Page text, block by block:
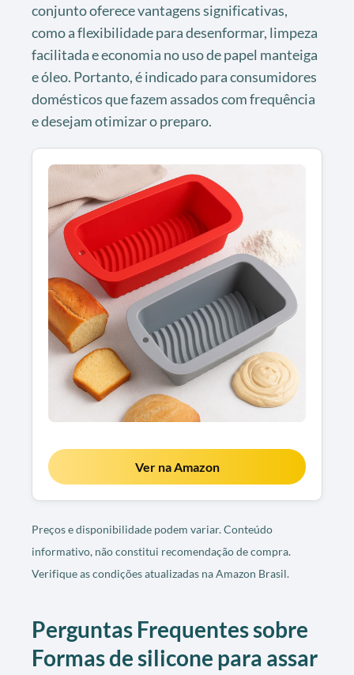
conjunto oferece vantagens significativas,
como a flexibilidade para desenformar, limpeza
facilitada e economia no uso de papel manteiga
e óleo. Portanto, é indicado para consumidores
domésticos que fazem assados com frequência
e desejam otimizar o preparo.
Ver na Amazon
Preços e disponibilidade podem variar. Conteúdo
informativo, não constitui recomendação de compra.
Verifique as condições atualizadas na Amazon Brasil.
Perguntas Frequentes sobre
Formas de silicone para assar